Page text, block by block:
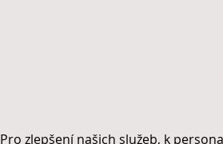
Pro zlepšení našich služeb, k